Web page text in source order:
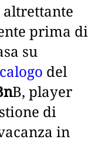
altrettante
prima di
su
del
B, player
di
in